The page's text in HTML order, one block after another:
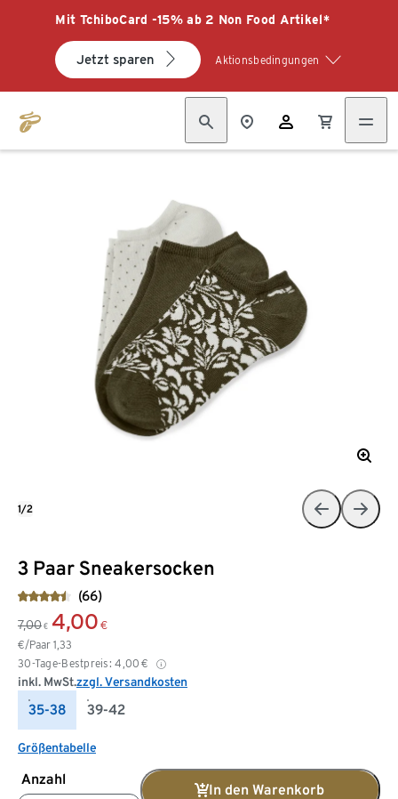
Mit TchiboCard -15% ab 2 Non Food Artikel*
Jetzt sparen Aktionsbedingungen
3 Paar Sneakersocken
(66)
7,00 € 4,00 €
€/Paar 1,33
30-Tage-Bestpreis: 4,00 €
inkl. MwSt.zzgl. Versandkosten
35-38 39-42
Größentabelle
Anzahl
In den Warenkorb
1/2